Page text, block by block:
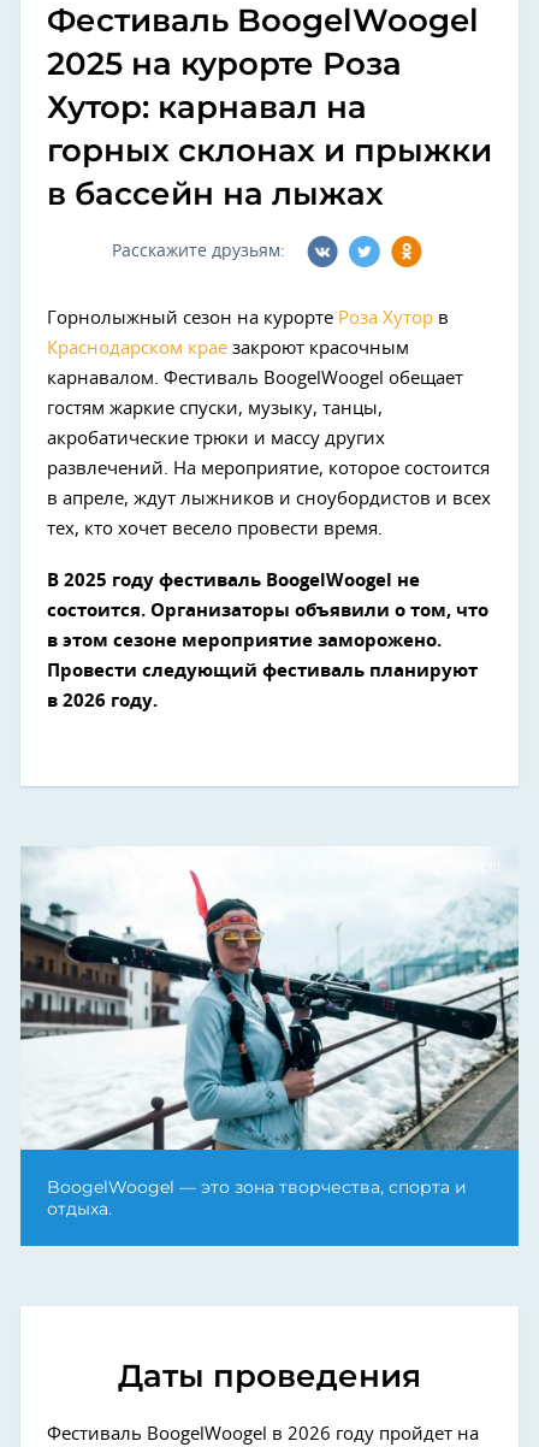
Фестиваль BoogelWoogel
2025 на курорте Роза
Хутор: карнавал на
горных склонах и прыжки
в бассейн на лыжах
Расскажите друзьям:
Горнолыжный сезон на курорте Роза Хутор в
Краснодарском крае закроют красочным
карнавалом. Фестиваль BoogelWoogel обещает
гостям жаркие спуски, музыку, танцы,
акробатические трюки и массу других
развлечений. На мероприятие, которое состоится
в апреле, ждут лыжников и сноубордистов и всех
тех, кто хочет весело провести время.
В 2025 году фестиваль BoogelWoogel не
состоится. Организаторы объявили о том, что
в этом сезоне мероприятие заморожено.
Провести следующий фестиваль планируют
в 2026 году.
BoogelWoogel — это зона творчества, спорта и
отдыха.
Даты проведения
Фестиваль BoogelWoogel в 2026 году пройдет на